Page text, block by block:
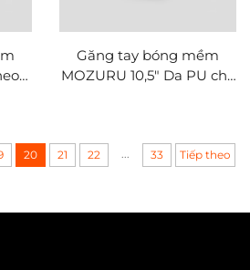
Găng tay bóng mềm
MOZURU 10,5" Da PU cho
20 21 22 33 Tiếp theo